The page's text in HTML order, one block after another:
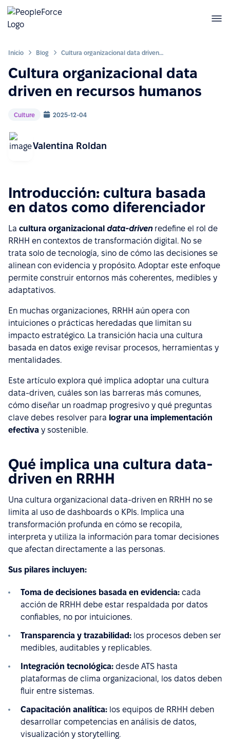
Inicio Blog Cultura organizacional data driven en recursos humanos
Cultura organizacional data
driven en recursos humanos
Culture 2025-12-04
Valentina Roldan
Introducción: cultura basada
en datos como diferenciador
La cultura organizacional data-driven redefine el rol de
RRHH en contextos de transformación digital. No se
trata solo de tecnología, sino de cómo las decisiones se
alinean con evidencia y propósito. Adoptar este enfoque
permite construir entornos más coherentes, medibles y
adaptativos.
En muchas organizaciones, RRHH aún opera con
intuiciones o prácticas heredadas que limitan su
impacto estratégico. La transición hacia una cultura
basada en datos exige revisar procesos, herramientas y
mentalidades.
Este artículo explora qué implica adoptar una cultura
data-driven, cuáles son las barreras más comunes,
cómo diseñar un roadmap progresivo y qué preguntas
clave debes resolver para lograr una implementación
efectiva y sostenible.
Qué implica una cultura data-
driven en RRHH
Una cultura organizacional data-driven en RRHH no se
limita al uso de dashboards o KPIs. Implica una
transformación profunda en cómo se recopila,
interpreta y utiliza la información para tomar decisiones
que afectan directamente a las personas.
Sus pilares incluyen:
Toma de decisiones basada en evidencia: cada
acción de RRHH debe estar respaldada por datos
confiables, no por intuiciones.
Transparencia y trazabilidad: los procesos deben ser
medibles, auditables y replicables.
Integración tecnológica: desde ATS hasta
plataformas de clima organizacional, los datos deben
fluir entre sistemas.
Capacitación analítica: los equipos de RRHH deben
desarrollar competencias en análisis de datos,
visualización y storytelling.